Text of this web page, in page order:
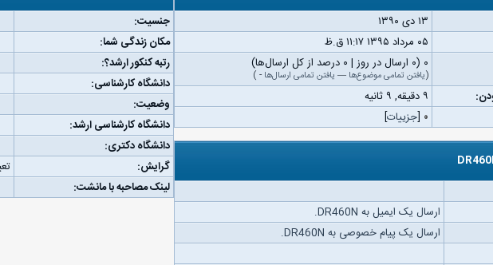
۱۳ دى ۱۳۹۰
۰۵ مرداد ۱۳۹۵ ۱۱:۱۷ ق.ظ
۰ (۰ ارسال در روز | ۰ درصد از کل ارسال‌ها)
(یافتن تمامی موضوع‌ها — یافتن تمامی ارسال‌ها -
)
۹ دقیقه, ۹ ثانیه
۰ [جزییات]
ارسال یک ایمیل به DR460N.
ارسال یک پیام خصوصی به DR460N.
جنسیت:
مکان زندگی شما:
رتبه کنکور ارشد؟:
دانشگاه کارشناسی:
وضعیت:
دانشگاه کارشناسی ارشد:
دانشگاه دکتری:
گرایش:
لینک مصاحبه با مانشت: